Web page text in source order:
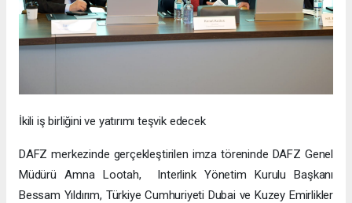
İkili iş birliğini ve yatırımı teşvik edecek
DAFZ merkezinde gerçekleştirilen imza töreninde DAFZ Genel
Müdürü Amna Lootah, Interlink Yönetim Kurulu Başkanı
Bessam Yıldırım, Türkiye Cumhuriyeti Dubai ve Kuzey Emirlikler